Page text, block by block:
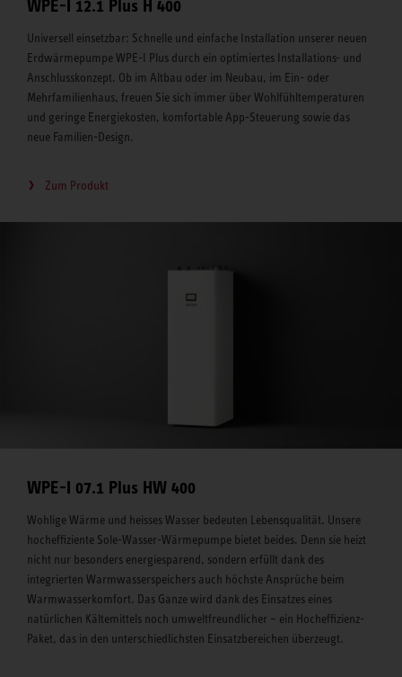
WPE-I 12.1 Plus H 400
Universell einsetzbar: Schnelle und einfache Installation unserer neuen
Erdwärmepumpe WPE-I Plus durch ein optimiertes Installations- und
Anschlusskonzept. Ob im Altbau oder im Neubau, im Ein- oder
Mehrfamilienhaus, freuen Sie sich immer über Wohlfühltemperaturen
und geringe Energiekosten, komfortable App-Steuerung sowie das
neue Familien-Design.
Zum Produkt
WPE-I 07.1 Plus HW 400
Wohlige Wärme und heisses Wasser bedeuten Lebensqualität. Unsere
hocheffiziente Sole-Wasser-Wärmepumpe bietet beides. Denn sie heizt
nicht nur besonders energiesparend, sondern erfüllt dank des
integrierten Warmwasserspeichers auch höchste Ansprüche beim
Warmwasserkomfort. Das Ganze wird dank des Einsatzes eines
natürlichen Kältemittels noch umweltfreundlicher – ein Hocheffizienz-
Paket, das in den unterschiedlichsten Einsatzbereichen überzeugt.